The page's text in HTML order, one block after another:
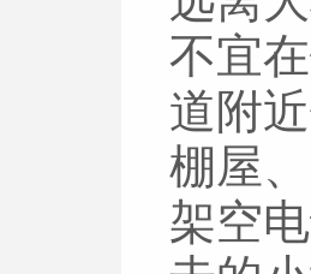
不宜
道附
棚屋
架空